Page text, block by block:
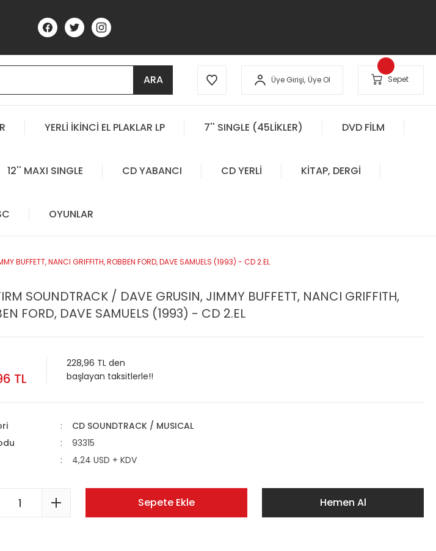
ARA Üye Girişi, Üye Ol Sepet
YERLİ İKİNCİ EL PLAKLAR LP 7'' SINGLE (45LİKLER) DVD FİLM
12'' MAXI SINGLE CD YABANCI CD YERLİ KİTAP, DERGİ
OYUNLAR
BUFFETT, NANCI GRIFFITH, ROBBEN FORD, DAVE SAMUELS (1993) - CD 2.EL
SOUNDTRACK / DAVE GRUSIN, JIMMY BUFFETT, NANCI GRIFFITH,
FORD, DAVE SAMUELS (1993) - CD 2.EL
TL
228,96 TL den
başlayan taksitlerle!!
CD SOUNDTRACK / MUSICAL
93315
4,24 USD + KDV
Sepete Ekle Hemen Al